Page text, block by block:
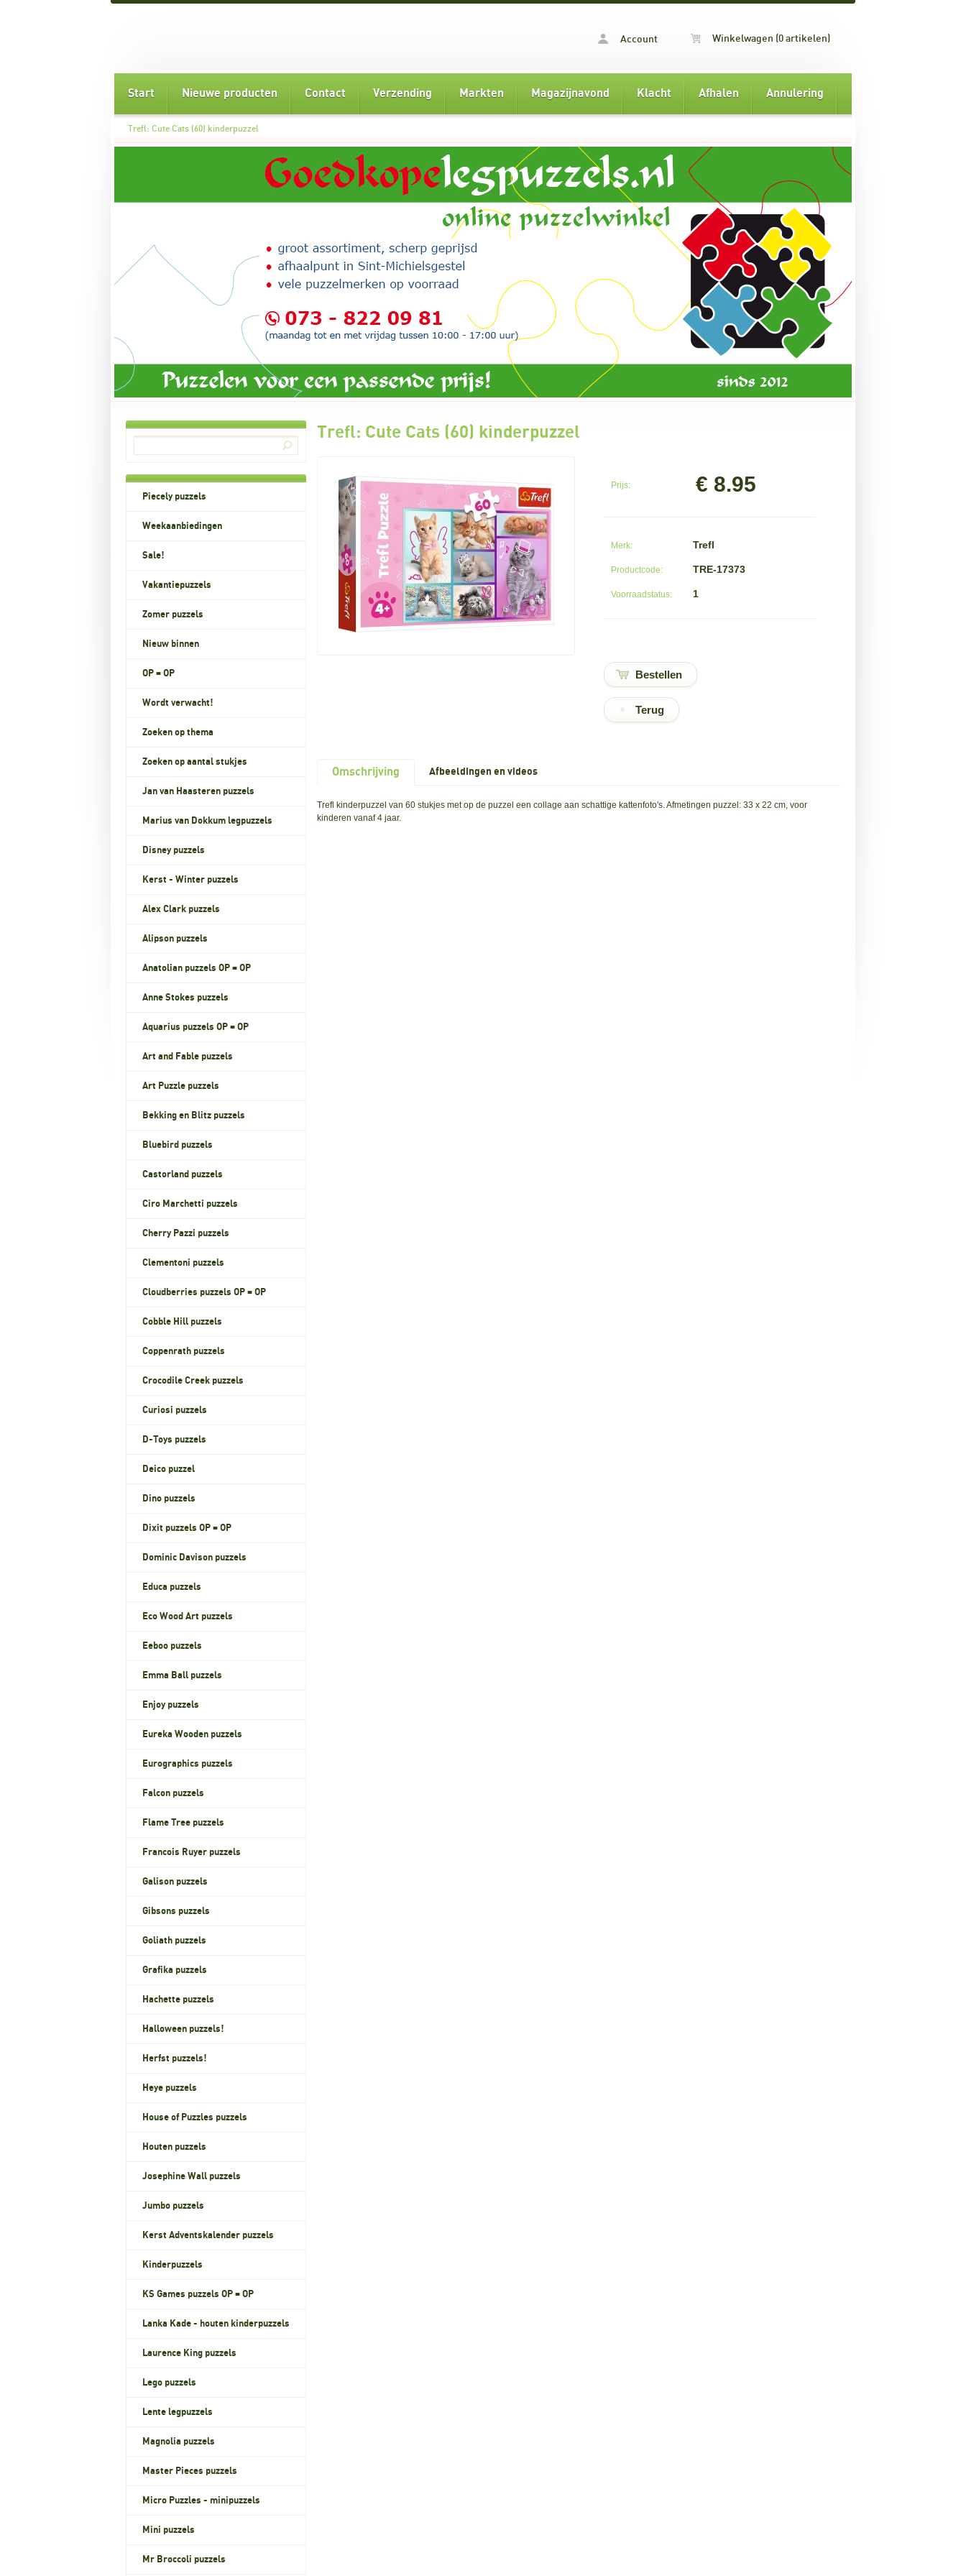
Account Winkelwagen (0 artikelen)
Start Nieuwe producten Contact Verzending Markten Magazijnavond Klacht Afhalen Annulering
Trefl: Cute Cats (60) kinderpuzzel
Piecely puzzels
Weekaanbiedingen
Sale!
Vakantiepuzzels
Zomer puzzels
Nieuw binnen
OP = OP
Wordt verwacht!
Zoeken op thema
Zoeken op aantal stukjes
Jan van Haasteren puzzels
Marius van Dokkum legpuzzels
Disney puzzels
Kerst - Winter puzzels
Alex Clark puzzels
Alipson puzzels
Anatolian puzzels OP = OP
Anne Stokes puzzels
Aquarius puzzels OP = OP
Art and Fable puzzels
Art Puzzle puzzels
Bekking en Blitz puzzels
Bluebird puzzels
Castorland puzzels
Ciro Marchetti puzzels
Cherry Pazzi puzzels
Clementoni puzzels
Cloudberries puzzels OP = OP
Cobble Hill puzzels
Coppenrath puzzels
Crocodile Creek puzzels
Curiosi puzzels
D-Toys puzzels
Deico puzzel
Dino puzzels
Dixit puzzels OP = OP
Dominic Davison puzzels
Educa puzzels
Eco Wood Art puzzels
Eeboo puzzels
Emma Ball puzzels
Enjoy puzzels
Eureka Wooden puzzels
Eurographics puzzels
Falcon puzzels
Flame Tree puzzels
Francois Ruyer puzzels
Galison puzzels
Gibsons puzzels
Goliath puzzels
Grafika puzzels
Hachette puzzels
Halloween puzzels!
Herfst puzzels!
Heye puzzels
House of Puzzles puzzels
Houten puzzels
Josephine Wall puzzels
Jumbo puzzels
Kerst Adventskalender puzzels
Kinderpuzzels
KS Games puzzels OP = OP
Lanka Kade - houten kinderpuzzels
Laurence King puzzels
Lego puzzels
Lente legpuzzels
Magnolia puzzels
Master Pieces puzzels
Micro Puzzles - minipuzzels
Mini puzzels
Mr Broccoli puzzels
Trefl: Cute Cats (60) kinderpuzzel
Prijs: € 8.95
Merk: Trefl
Productcode: TRE-17373
Voorraadstatus: 1
Terug
Omschrijving Afbeeldingen en videos
Trefl kinderpuzzel van 60 stukjes met op de puzzel een collage aan schattige kattenfoto's. Afmetingen puzzel: 33 x 22 cm, voor
kinderen vanaf 4 jaar.